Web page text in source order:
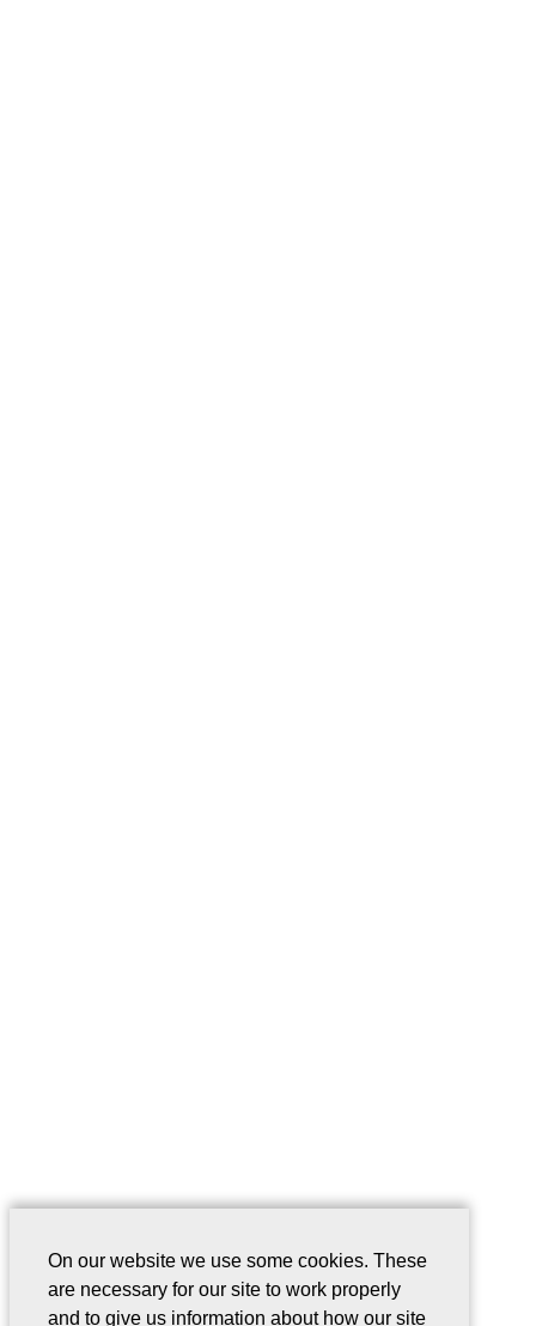
On our website we use some cookies. These
are necessary for our site to work properly
and to give us information about how our site